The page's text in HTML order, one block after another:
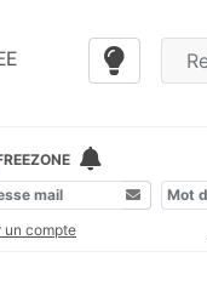
un compte